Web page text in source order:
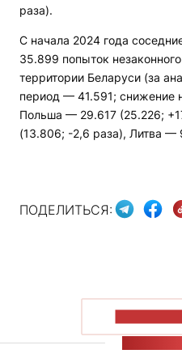
раза).
С начала 2024 года
35.899 попыток
территории Беларуси (за
период — 41.591; снижение
Польша — 29.617 (25.226;
(13.806; -2,6 раза), Литва —
ПОДЕЛИТЬСЯ: